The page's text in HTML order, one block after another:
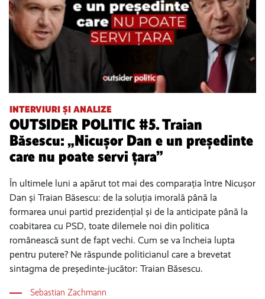
INTERVIURI ȘI ANALIZE
OUTSIDER POLITIC #5. Traian
Băsescu: „Nicușor Dan e un președinte
care nu poate servi țara”
În ultimele luni a apărut tot mai des comparația între Nicușor
Dan și Traian Băsescu: de la soluția imorală până la
formarea unui partid prezidențial și de la anticipate până la
coabitarea cu PSD, toate dilemele noi din politica
românească sunt de fapt vechi. Cum se va încheia lupta
pentru putere? Ne răspunde politicianul care a brevetat
sintagma de președinte-jucător: Traian Băsescu.
Sebastian Zachmann